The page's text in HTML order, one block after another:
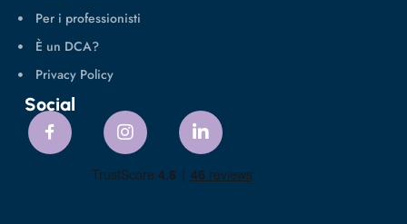
Per i professionisti
È un DCA?
Privacy Policy
Social